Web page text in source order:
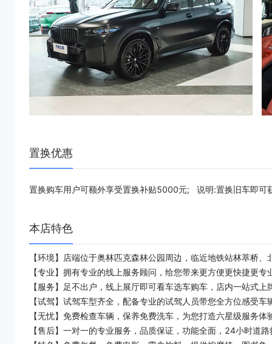
置换优惠
置换购车用户可额外享受置换补贴5000元; 说明:置换旧车即可
本店特色
【环境】店端位于奥林匹克森林公园周边，临近地铁站林萃桥
【专业】拥有专业的线上服务顾问，给您带来更方便更快捷更专
【服务】足不出户，线上展厅即可看车选车购车，店内一站式
【试驾】试驾车型齐全，配备专业的试驾人员带您全方位感受车
【无忧】免费检查车辆，保养免费洗车，为您打造六星级服务体
【售后】一对一的专业服务，品质保证，功能全面，24小时道